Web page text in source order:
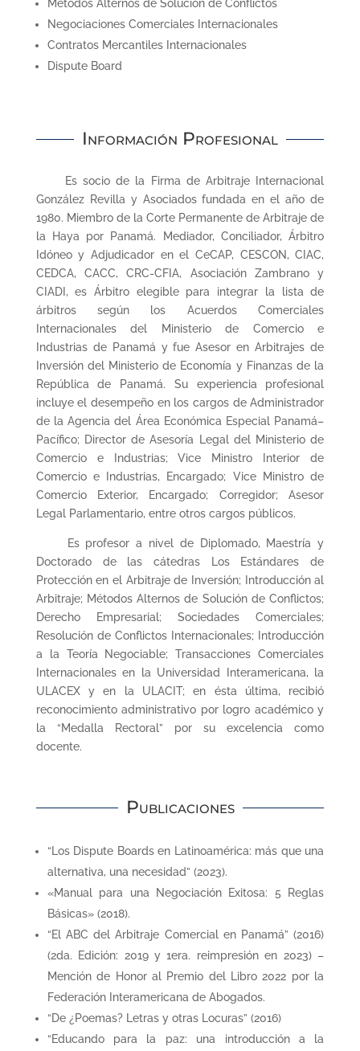
Métodos Alternos de Solución de Conflictos
Negociaciones Comerciales Internacionales
Contratos Mercantiles Internacionales
Dispute Board
Información Profesional
Es socio de la Firma de Arbitraje Internacional
González Revilla y Asociados fundada en el año de
1980. Miembro de la Corte Permanente de Arbitraje de
la Haya por Panamá. Mediador, Conciliador, Árbitro
Idóneo y Adjudicador en el CeCAP, CESCON, CIAC,
CEDCA, CACC, CRC-CFIA, Asociación Zambrano y
CIADI, es Árbitro elegible para integrar la lista de
árbitros según los Acuerdos Comerciales
Internacionales del Ministerio de Comercio e
Industrias de Panamá y fue Asesor en Arbitrajes de
Inversión del Ministerio de Economía y Finanzas de la
República de Panamá. Su experiencia profesional
incluye el desempeño en los cargos de Administrador
de la Agencia del Área Económica Especial Panamá–
Pacífico; Director de Asesoría Legal del Ministerio de
Comercio e Industrias; Vice Ministro Interior de
Comercio e Industrias, Encargado; Vice Ministro de
Comercio Exterior, Encargado; Corregidor; Asesor
Legal Parlamentario, entre otros cargos públicos.
Es profesor a nivel de Diplomado, Maestría y
Doctorado de las cátedras Los Estándares de
Protección en el Arbitraje de Inversión; Introducción al
Arbitraje; Métodos Alternos de Solución de Conflictos;
Derecho Empresarial; Sociedades Comerciales;
Resolución de Conflictos Internacionales; Introducción
a la Teoría Negociable; Transacciones Comerciales
Internacionales en la Universidad Interamericana, la
ULACEX y en la ULACIT; en ésta última, recibió
reconocimiento administrativo por logro académico y
la “Medalla Rectoral” por su excelencia como
docente.
Publicaciones
“Los Dispute Boards en Latinoamérica: más que una
alternativa, una necesidad” (2023).
«Manual para una Negociación Exitosa: 5 Reglas
Básicas» (2018).
“El ABC del Arbitraje Comercial en Panamá” (2016)
(2da. Edición: 2019 y 1era. reimpresión en 2023) –
Mención de Honor al Premio del Libro 2022 por la
Federación Interamericana de Abogados.
“De ¿Poemas? Letras y otras Locuras” (2016)
“Educando para la paz: una introducción a la